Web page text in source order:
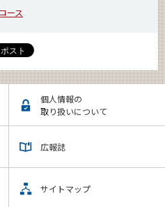
ース
個人情報の
取り扱いについて
広報誌
サイトマップ